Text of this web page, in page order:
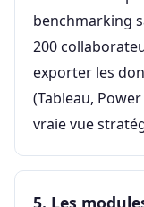
benchmarking
200
exporter les
(Tableau,
vraie vue
5. Les